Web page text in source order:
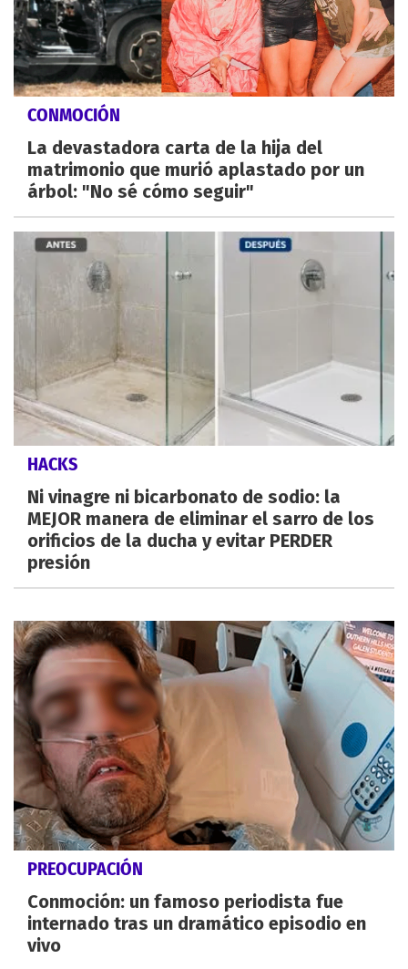
CONMOCIÓN
La devastadora carta de la hija del
matrimonio que murió aplastado por un
árbol: "No sé cómo seguir"
HACKS
Ni vinagre ni bicarbonato de sodio: la
MEJOR manera de eliminar el sarro de los
orificios de la ducha y evitar PERDER
presión
PREOCUPACIÓN
Conmoción: un famoso periodista fue
internado tras un dramático episodio en
vivo